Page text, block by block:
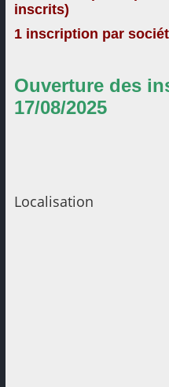
inscrits)
1 inscription par
Ouverture des
17/08/2025
Localisation